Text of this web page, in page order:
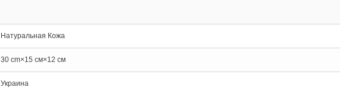
Натуральная Кожа
30 cm×15 см×12 см
Украина